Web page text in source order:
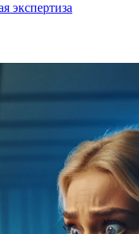
экспертиза